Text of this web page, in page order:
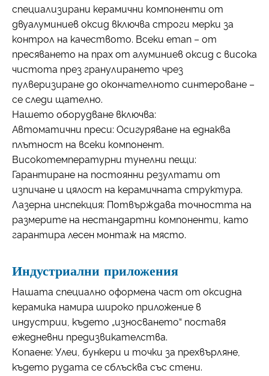
специализирани керамични компоненти от
двуалуминиев оксид включва строги мерки за
контрол на качеството. Всеки етап – от
пресяването на прах от алуминиев оксид с висока
чистота през гранулирането чрез
пулверизиране до окончателното синтероване –
се следи щателно.
Нашето оборудване включва:
Автоматични преси: Осигуряване на еднаква
плътност на всеки компонент.
Високотемпературни тунелни пещи:
Гарантиране на постоянни резултати от
изпичане и цялост на керамичната структура.
Лазерна инспекция: Потвърждава точността на
размерите на нестандартни компоненти, като
гарантира лесен монтаж на място.
Индустриални приложения
Нашата специално оформена част от оксидна
керамика намира широко приложение в
индустрии, където „износването“ поставя
ежедневни предизвикателства.
Копаене: Улеи, бункери и точки за прехвърляне,
където рудата се сблъсква със стени.